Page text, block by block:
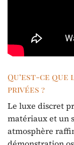
Qu’est-ce
privées ?
Le luxe discret
matériaux et un
atmosphère